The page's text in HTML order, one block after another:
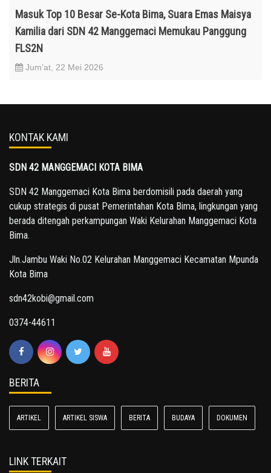
Masuk Top 10 Besar Se-Kota Bima, Suara Emas Maisya
Kamilia dari SDN 42 Manggemaci Memukau Panggung
FLS2N
Jum'at, 22 Mei 2026
KONTAK KAMI
SDN 42 MANGGEMACI KOTA BIMA
SDN 42 Manggemaci Kota Bima berdomisili pada daerah yang
cukup strategis di pusat Pemerintahan Kota Bima, lingkungan yang
berada ditengah perkampungan Waki Kelurahan Manggemaci Kota
Bima.
Jln.Jambu Waki No.02 Kelurahan Manggemaci Kecamatan Mpunda
Kota Bima
sdn42kobi@gmail.com
0374-44611
BERITA
ARTIKEL ARTIKEL SISWA BERITA BUDAYA DOKUMEN
LINK TERKAIT